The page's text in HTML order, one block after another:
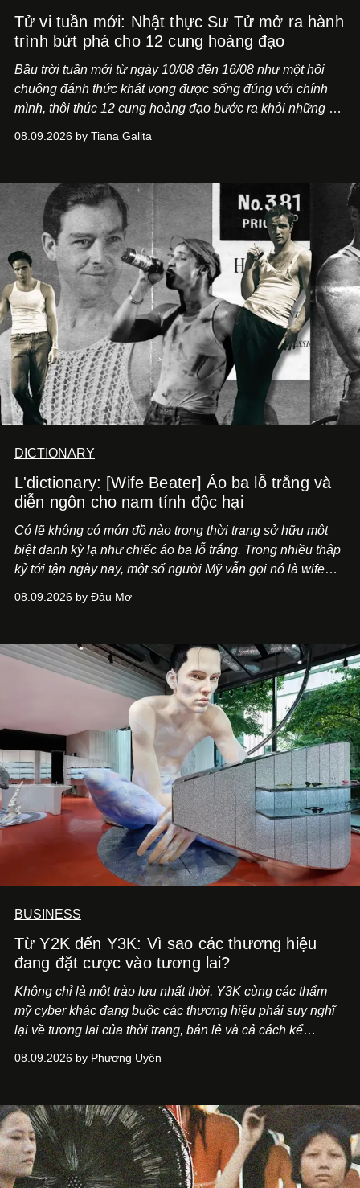
Tử vi tuần mới: Nhật thực Sư Tử mở ra hành
trình bứt phá cho 12 cung hoàng đạo
Bầu trời tuần mới từ ngày 10/08 đến 16/08 như một hồi
chuông đánh thức khát vọng được sống đúng với chính
mình, thôi thúc 12 cung hoàng đạo bước ra khỏi những vỏ
08.09.2026 by Tiana Galita
DICTIONARY
L'dictionary: [Wife Beater] Áo ba lỗ trắng và
diễn ngôn cho nam tính độc hại
Có lẽ không có món đồ nào trong thời trang sở hữu một
biệt danh kỳ lạ như chiếc áo ba lỗ trắng. Trong nhiều thập
kỷ tới tận ngày nay, một số người Mỹ vẫn gọi nó là wife
08.09.2026 by Đậu Mơ
BUSINESS
Từ Y2K đến Y3K: Vì sao các thương hiệu
đang đặt cược vào tương lai?
Không chỉ là một trào lưu nhất thời, Y3K cùng các thẩm
mỹ cyber khác đang buộc các thương hiệu phải suy nghĩ
lại về tương lai của thời trang, bán lẻ và cả cách kể
08.09.2026 by Phương Uyên